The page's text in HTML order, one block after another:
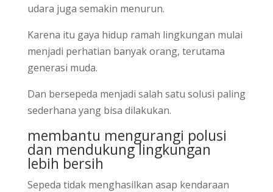
udara juga semakin menurun.
Karena itu gaya hidup ramah lingkungan mulai
menjadi perhatian banyak orang, terutama
generasi muda.
Dan bersepeda menjadi salah satu solusi paling
sederhana yang bisa dilakukan.
membantu mengurangi polusi
dan mendukung lingkungan
lebih bersih
Sepeda tidak menghasilkan asap kendaraan